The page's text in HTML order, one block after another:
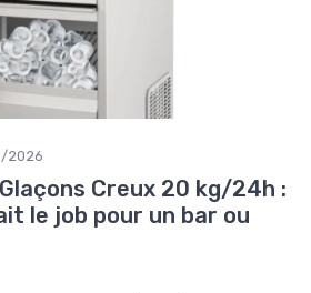
2026
Creux 20 kg/24h :
le job pour un bar ou